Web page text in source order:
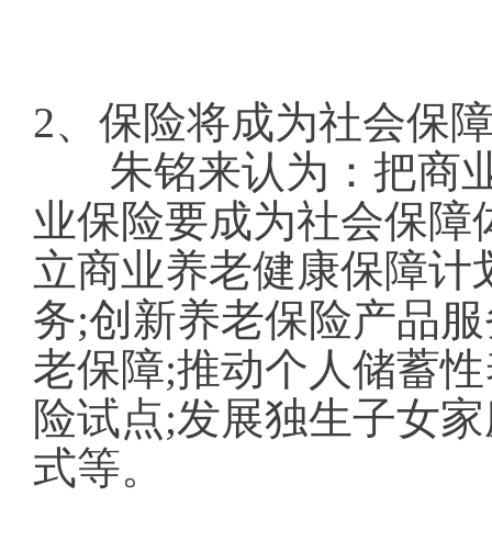
2、保险将成为社会保
朱铭来认为：把商
业保险要成为社会保
立商业养老健康保障
务;创新养老保险产品
老保障;推动个人储蓄
险试点;发展独生子女
式等。